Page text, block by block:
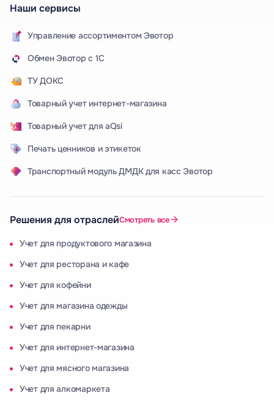
Наши сервисы
Управление ассортиментом Эвотор
Обмен Эвотор с 1С
ТУ ДОКС
Товарный учет интернет-магазина
Товарный учет для aQsi
Печать ценников и этикеток
Транспортный модуль ДМДК для касс Эвотор
Решения для отраслейСмотреть все
Учет для продуктового магазина
Учет для ресторана и кафе
Учет для кофейни
Учет для магазина одежды
Учет для пекарни
Учет для интернет-магазина
Учет для мясного магазина
Учет для алкомаркета